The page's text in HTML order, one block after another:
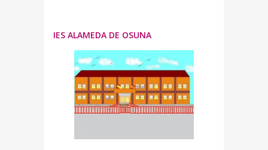
IES ALAMEDA DE OSUNA